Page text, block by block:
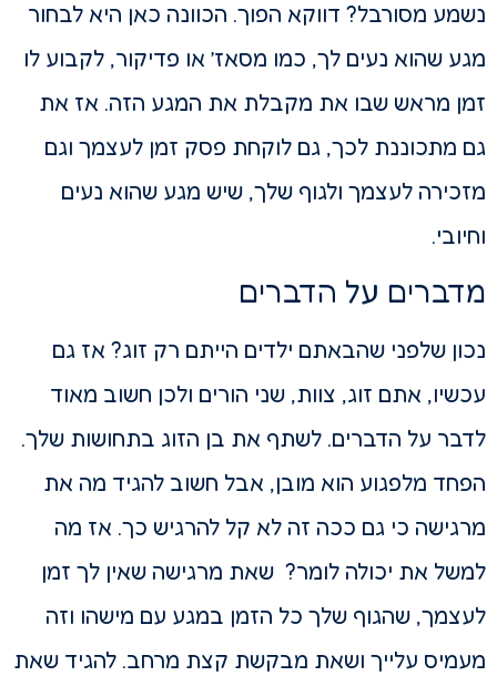
נשמע מסורבל? דווקא הפוך. הכוונה כאן היא לבחור
מגע שהוא נעים לך, כמו מסאז’ או פדיקור, לקבוע לו
זמן מראש שבו את מקבלת את המגע הזה. אז את
גם מתכוננת לכך, גם לוקחת פסק זמן לעצמך וגם
מזכירה לעצמך ולגוף שלך, שיש מגע שהוא נעים
וחיובי.
מדברים על הדברים
נכון שלפני שהבאתם ילדים הייתם רק זוג? אז גם
עכשיו, אתם זוג, צוות, שני הורים ולכן חשוב מאוד
לדבר על הדברים. לשתף את בן הזוג בתחושות שלך.
הפחד מלפגוע הוא מובן, אבל חשוב להגיד מה את
מרגישה כי גם ככה זה לא קל להרגיש כך. אז מה
למשל את יכולה לומר? שאת מרגישה שאין לך זמן
לעצמך, שהגוף שלך כל הזמן במגע עם מישהו וזה
מעמיס עלייך ושאת מבקשת קצת מרחב. להגיד שאת